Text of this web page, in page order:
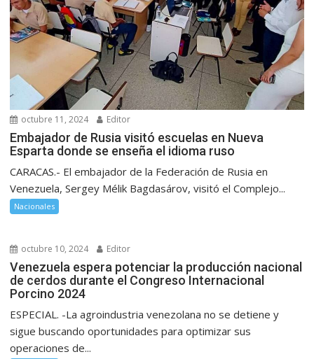
octubre 11, 2024 Editor
Embajador de Rusia visitó escuelas en Nueva
Esparta donde se enseña el idioma ruso
CARACAS.- El embajador de la Federación de Rusia en
Venezuela, Sergey Mélik Bagdasárov, visitó el Complejo...
Nacionales
octubre 10, 2024 Editor
Venezuela espera potenciar la producción nacional
de cerdos durante el Congreso Internacional
Porcino 2024
ESPECIAL. -La agroindustria venezolana no se detiene y
sigue buscando oportunidades para optimizar sus
operaciones de...